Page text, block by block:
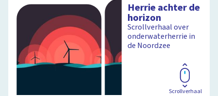
Herrie achter de
horizon
Scrollverhaal over
onderwaterherrie in
de Noordzee
Scrollverhaal